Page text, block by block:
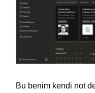
Bu benim kendi not